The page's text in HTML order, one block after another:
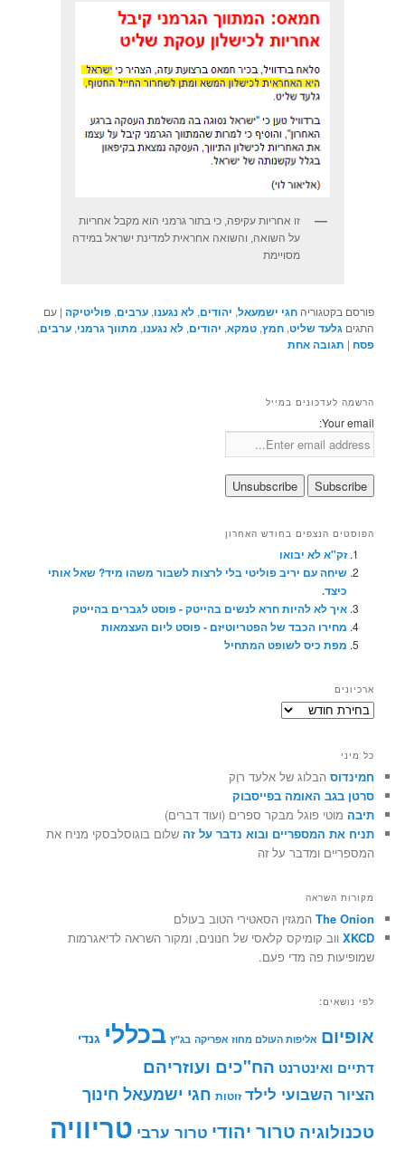
זו אחריות עקיפה, כי בתור גרמני הוא מקבל אחריות
על השואה, והשואה אחראית למדינת ישראל במידה
מסויימת
פורסם בקטגוריה חגי ישמעאל, יהודים,לא נגענו,ערבים,פוליטיקה |עם
התגים גלעד שליט,חמץ,טמקא, יהודים,לא נגענו, מתווך גרמני,ערבים,
פסח | תגובהאחת
הרשמה לעדכונים במייל
Your email:
הפוסטים הנצפים בחודש האחרון
זק"א לא יבואו
שיחה עם יריב פוליטי בלי לרצות לשבור משהו מיד? שאל אותי
כיצד.
איך לא להיות חרא לנשים בהייטק - פוסט לגברים בהייטק
מחירו הכבד של הפטריוטיזם - פוסט ליום העצמאות
מפת כיס לשופט המתחיל
ארכיונים
ארכיונים
כל מיני
חמינדוס הבלוג של אלעד רוֶק
סרטן בגב האומה בפייסבוק
תיבה מוטי פוגל מבקר ספרים (ועוד דברים)
תניח את המספריים ובוא נדבר על זה שלום בוגוסלבסקי מניח את
המספריים ומדבר על זה
מקורות השראה
The Onion המגזין הסאטירי הטוב בעולם
XKCD ווב קומיקס קלאסי של חנונים, ומקור השראה לדיאגרמות
שמופיעות פה מדי פעם.
לפי נושאים:
אופיום אליפות העולם מחוז אפריקה בג"ץ בכללי גנדי
דתיים ואינטרנט הח"כים ועוזריהם
הציור השבועי לילד זוטות חגי ישמעאל חינוך
טכנולוגיה טרור יהודי טרור ערבי טריוויה